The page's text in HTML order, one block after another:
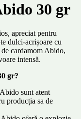
30 gr
apreciat pentru
dulci-acrișoare cu
cardamom Abido,
intensă.
gr?
sunt atent
producția sa de